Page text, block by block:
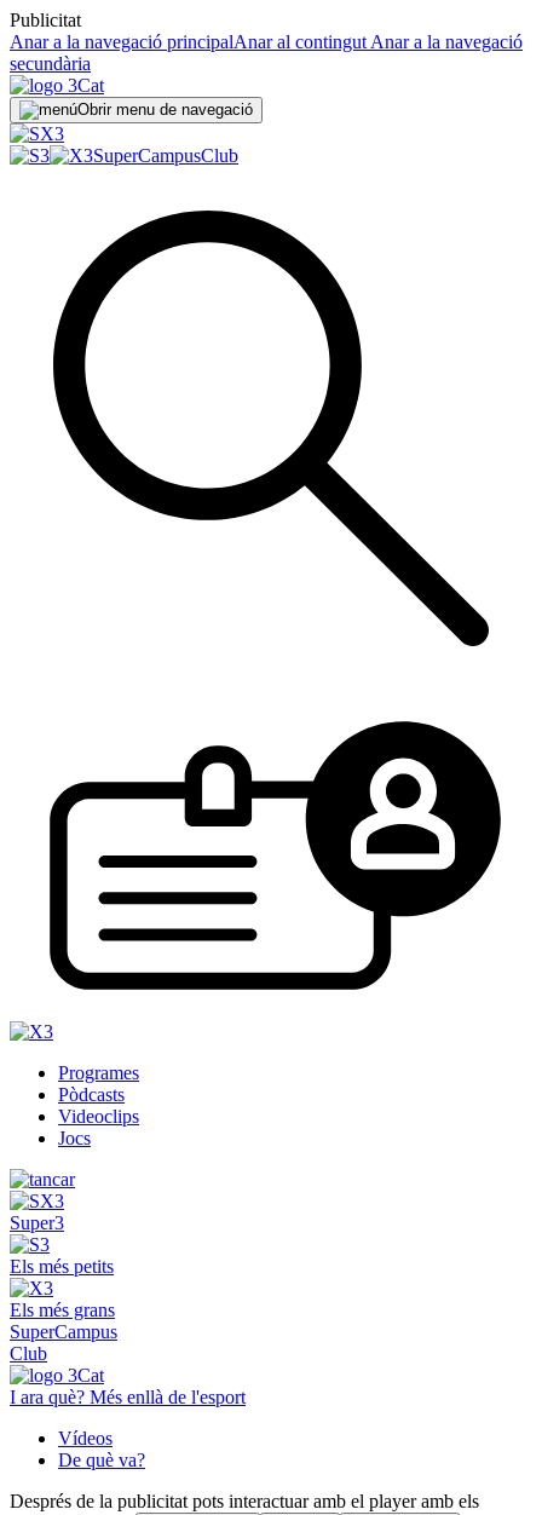
Publicitat
Anar a la navegació principalAnar al contingut Anar a la navegació
secundària
Obrir menu de navegació
SuperCampusClub
Programes
Pòdcasts
Videoclips
Jocs
Super3
Els més petits
Els més grans
SuperCampus
Club
I ara què? Més enllà de l'esport
Vídeos
De què va?
Després de la publicitat pots interactuar amb el player amb els